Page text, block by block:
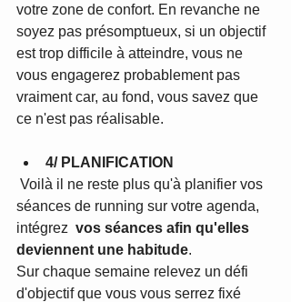
votre zone de confort. En revanche ne
soyez pas présomptueux, si un objectif
est trop difficile à atteindre, vous ne
vous engagerez probablement pas
vraiment car, au fond, vous savez que
ce n'est pas réalisable.
4/ PLANIFICATION
séances de running sur votre agenda,
intégrez vos séances afin qu'elles
deviennent une habitude.
Sur chaque semaine relevez un défi
d'objectif que vous vous serrez fixé